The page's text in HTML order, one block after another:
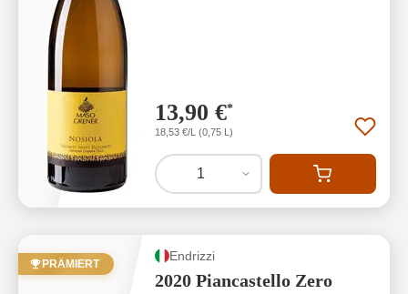
13,90 €*
18,53 €/L (0,75 L)
1
PRÄMIERT
Endrizzi
2020 Piancastello Zero